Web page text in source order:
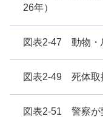
26年）
図表2-47 動物・
図表2-49 死体取
図表2-51 警察が